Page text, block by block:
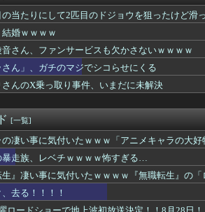
れた″お祝イイ！！コメント”一覧ｗｗｗｗ
だけ不人気キャラを追加してしまうｗｗｗ
島、巨大な氷、眠る財宝……心躍る要素が目白
路が心配でならない・・・
イがやりそうな事は？
マンテオ 第６話 感想まとめ
4合併号に載ってる作品リストｗｗｗｗｗ
ｗｗｗ
のご機嫌を直す方法
で24歳は無理あるだろ…
造がわからず全世界に恥を晒してしまうw
股関節が平成の作りすぎる…
奇言で打線組んだ・・・
」30代「BLEACH」40代「なのは」5...
セッ〇スする風習がある設定ｗｗｗｗｗ
ミングは秀逸だけど
当たりにして2匹目のドジョウを狙ったけど滑
結婚ｗｗｗｗ
音さん、ファンサービスも欠かさないｗｗｗｗ
さん」、ガチのマジでシコらせにくる
んのX乗っ取り事件、いまだに未解決
[一覧]
の凄い事に気付いたｗｗｗ「アニメキャラの
暴走族、レベチｗｗｗｗ怖すぎる…
生』凄い事に気付いたｗｗｗｗ『無職転生』
去る！！！！